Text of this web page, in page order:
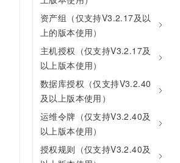
资产组（仅支持V3.2.17及以
上的版本使用）
主机授权（仅支持V3.2.17及
以上版本使用）
数据库授权（仅支持V3.2.40
及以上版本使用）
运维令牌（仅支持V3.2.40及
以上版本使用）
授权规则（仅支持V3.2.40及